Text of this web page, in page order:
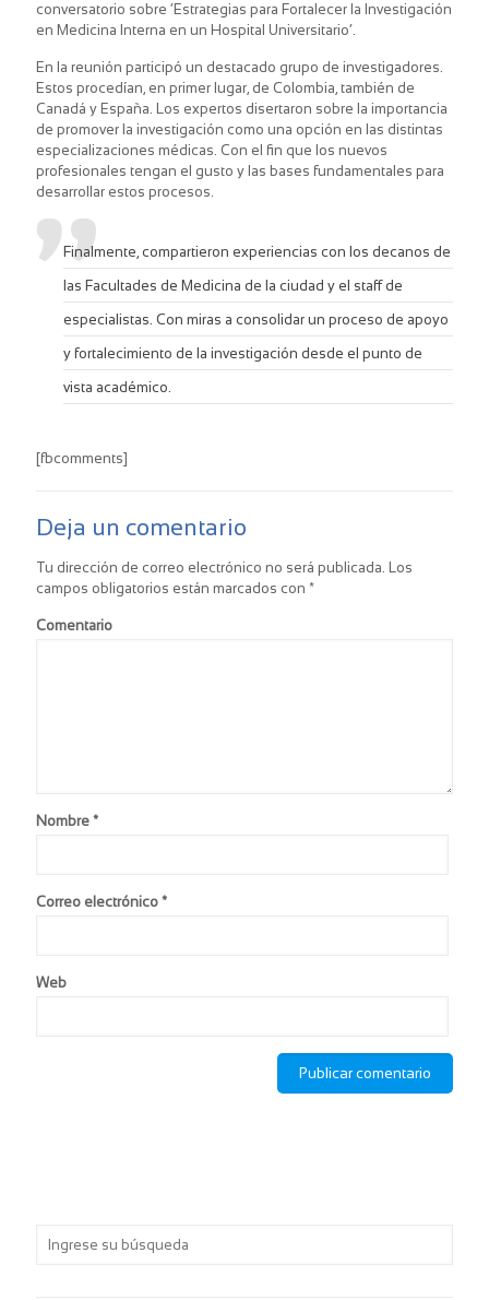
conversatorio sobre ‘Estrategias para Fortalecer la Investigación
en Medicina Interna en un Hospital Universitario’.
En la reunión participó un destacado grupo de investigadores.
Estos procedían, en primer lugar, de Colombia, también de
Canadá y España. Los expertos disertaron sobre la importancia
de promover la investigación como una opción en las distintas
especializaciones médicas. Con el fin que los nuevos
profesionales tengan el gusto y las bases fundamentales para
desarrollar estos procesos.
Finalmente, compartieron experiencias con los decanos de
las Facultades de Medicina de la ciudad y el staff de
especialistas. Con miras a consolidar un proceso de apoyo
y fortalecimiento de la investigación desde el punto de
vista académico.
[fbcomments]
Deja un comentario
Tu dirección de correo electrónico no será publicada. Los
campos obligatorios están marcados con *
Comentario
Nombre *
Correo electrónico *
Web